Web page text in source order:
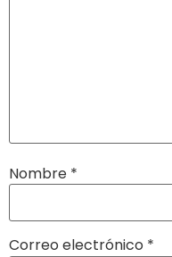
Nombre *
Correo electrónico *